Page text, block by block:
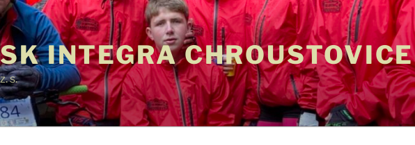
SK INTEGRA CHROUSTOVICE
z. s.